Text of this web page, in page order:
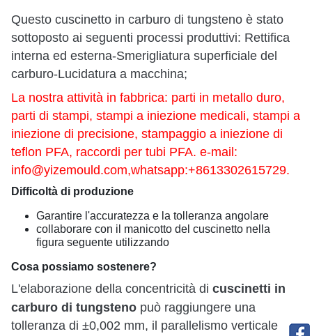
Questo cuscinetto in carburo di tungsteno è stato
sottoposto ai seguenti processi produttivi: Rettifica
interna ed esterna-Smerigliatura superficiale del
carburo-Lucidatura a macchina;
La nostra attività in fabbrica: parti in metallo duro,
parti di stampi, stampi a iniezione medicali, stampi a
iniezione di precisione, stampaggio a iniezione di
teflon PFA, raccordi per tubi PFA. e-mail:
info@yizemould.com,whatsapp:+8613302615729.
Difficoltà di produzione
Garantire l'accuratezza e la tolleranza angolare
collaborare con il manicotto del cuscinetto nella
figura seguente utilizzando
Cosa possiamo sostenere?
L'elaborazione della concentricità di cuscinetti in
carburo di tungsteno può raggiungere una
tolleranza di ±0,002 mm, il parallelismo verticale